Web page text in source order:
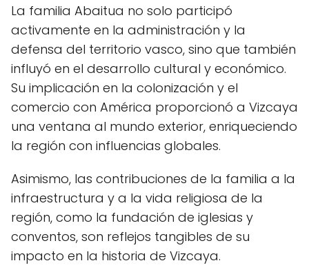
La familia Abaitua no solo participó
activamente en la administración y la
defensa del territorio vasco, sino que también
influyó en el desarrollo cultural y económico.
Su implicación en la colonización y el
comercio con América proporcionó a Vizcaya
una ventana al mundo exterior, enriqueciendo
la región con influencias globales.
Asimismo, las contribuciones de la familia a la
infraestructura y a la vida religiosa de la
región, como la fundación de iglesias y
conventos, son reflejos tangibles de su
impacto en la historia de Vizcaya.